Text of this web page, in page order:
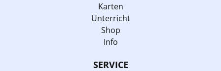
Karten
Unterricht
Shop
Info
SERVICE